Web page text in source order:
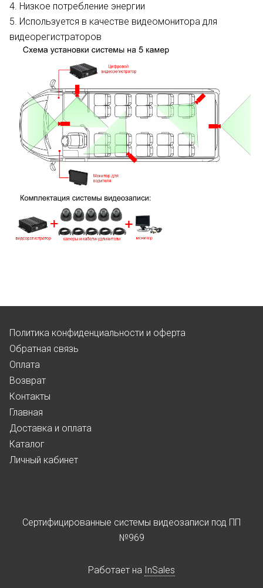
4. Низкое потребление энергии
5. Используется в качестве видеомонитора для
видеорегистраторов
Политика конфиденциальности и оферта
Обратная связь
Оплата
Возврат
Контакты
Главная
Доставка и оплата
Каталог
Личный кабинет
Сертифицированные системы видеозаписи под ПП
№969
Работает на InSales